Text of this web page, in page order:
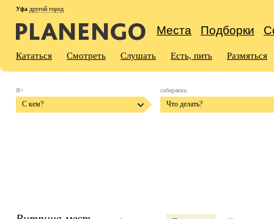
Уфа другой город
Места Подборки
Кататься Смотреть Слушать Есть, пить Размяться
Я+
С кем?
собираюсь
Что делать?